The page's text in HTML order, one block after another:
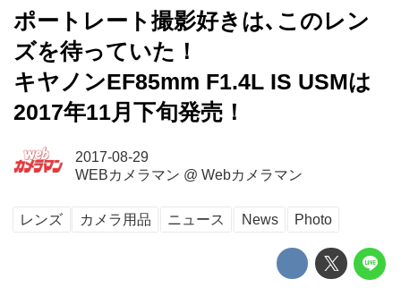
ポートレート撮影好きは､このレン
ズを待っていた！
キヤノンEF85mm F1.4L IS USMは
2017年11月下旬発売！
2017-08-29
WEBカメラマン @ Webカメラマン
レンズ カメラ用品 ニュース News Photo